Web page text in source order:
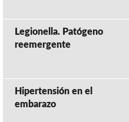
Legionella. Patógeno
reemergente
Hipertensión en el
embarazo